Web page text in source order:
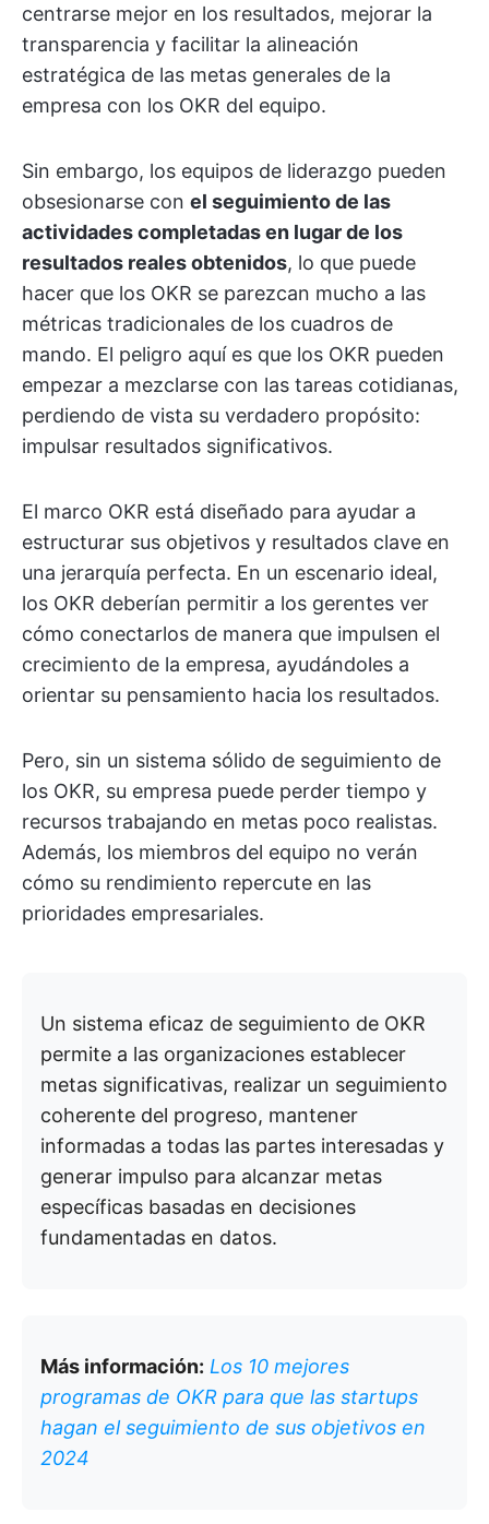
centrarse mejor en los resultados, mejorar la
transparencia y facilitar la alineación
estratégica de las metas generales de la
empresa con los OKR del equipo.
Sin embargo, los equipos de liderazgo pueden
obsesionarse con el seguimiento de las
actividades completadas en lugar de los
resultados reales obtenidos, lo que puede
hacer que los OKR se parezcan mucho a las
métricas tradicionales de los cuadros de
mando. El peligro aquí es que los OKR pueden
empezar a mezclarse con las tareas cotidianas,
perdiendo de vista su verdadero propósito:
impulsar resultados significativos.
El marco OKR está diseñado para ayudar a
estructurar sus objetivos y resultados clave en
una jerarquía perfecta. En un escenario ideal,
los OKR deberían permitir a los gerentes ver
cómo conectarlos de manera que impulsen el
crecimiento de la empresa, ayudándoles a
orientar su pensamiento hacia los resultados.
Pero, sin un sistema sólido de seguimiento de
los OKR, su empresa puede perder tiempo y
recursos trabajando en metas poco realistas.
Además, los miembros del equipo no verán
cómo su rendimiento repercute en las
prioridades empresariales.
Un sistema eficaz de seguimiento de OKR
permite a las organizaciones establecer
metas significativas, realizar un seguimiento
coherente del progreso, mantener
informadas a todas las partes interesadas y
generar impulso para alcanzar metas
específicas basadas en decisiones
fundamentadas en datos.
Más información: Los 10 mejores
programas de OKR para que las startups
hagan el seguimiento de sus objetivos en
2024